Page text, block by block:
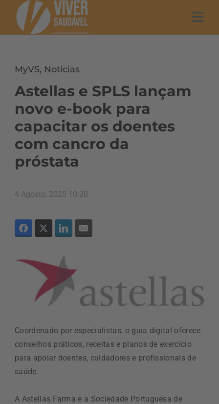
MyVS, Notícias
Astellas e SPLS lançam
novo e-book para
capacitar os doentes
com cancro da
próstata
4 Agosto, 2025 10:20
Coordenado por especialistas, o guia digital oferece
conselhos práticos, receitas e planos de exercício
para apoiar doentes, cuidadores e profissionais de
saúde.
A Astellas Farma e a Sociedade Portuguesa de